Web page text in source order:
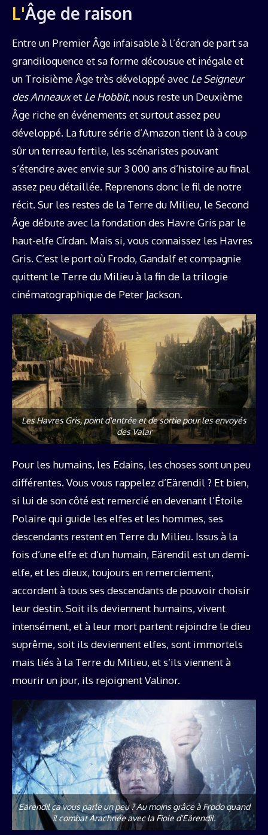
L'Âge de raison
Entre un Premier Âge infaisable à l’écran de part sa
grandiloquence et sa forme décousue et inégale et
un Troisième Âge très développé avec Le Seigneur
des Anneauxet Le Hobbit, nous reste un Deuxième
Âge riche en événements et surtout assez peu
développé. La future série d’Amazon tient là à coup
sûr un terreau fertile, les scénaristes pouvant
s’étendre avec envie sur 3 000 ans d’histoire au final
assez peu détaillée. Reprenons donc le fil de notre
récit. Sur les restes de la Terre du Milieu, le Second
Âge débute avec la fondation des Havre Gris par le
haut-elfe Círdan. Mais si, vous connaissez les Havres
Gris. C’est le port où Frodo, Gandalf et compagnie
quittent le Terre du Milieu à la fin de la trilogie
cinématographique de Peter Jackson.
Les Havres Gris, point d'entrée et de sortie pour les envoyés
des Valar
Pour les humains, les Edains, les choses sont un peu
différentes. Vous vous rappelez d’Eärendil ? Et bien,
si lui de son côté est remercié en devenant l’Étoile
Polaire qui guide les elfes et les hommes, ses
descendants restent en Terre du Milieu. Issus à la
fois d’une elfe et d’un humain, Eärendil est un demi-
elfe, et les dieux, toujours en remerciement,
accordent à tous ses descendants de pouvoir choisir
leur destin. Soit ils deviennent humains, vivent
intensément, et à leur mort partent rejoindre le dieu
suprême, soit ils deviennent elfes, sont immortels
mais liés à la Terre du Milieu, et s’ils viennent à
mourir un jour, ils rejoignent Valinor.
Eärendil ça vous parle un peu ? Au moins grâce à Frodo quand
il combat Arachnée avec la Fiole d'Eärendil.